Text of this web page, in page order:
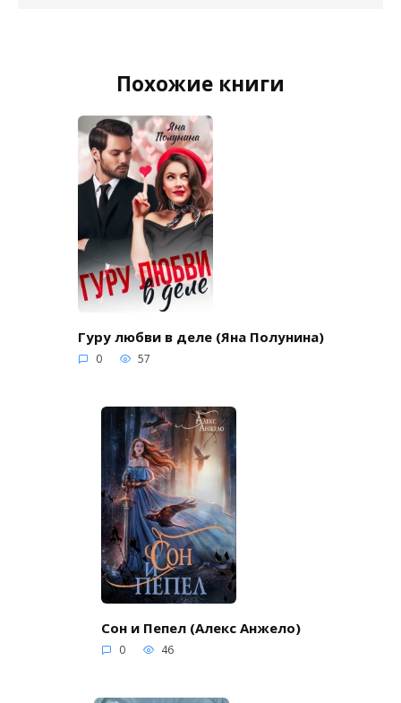
Похожие книги
Гуру любви в деле (Яна Полунина)
0 57
Сон и Пепел (Алекс Анжело)
0 46